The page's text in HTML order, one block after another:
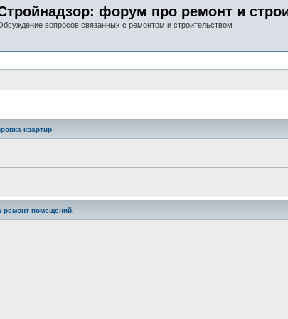
форум про ремонт и
вопросов связанных с ремонтом и строительством
квартир
ремонт помещений.